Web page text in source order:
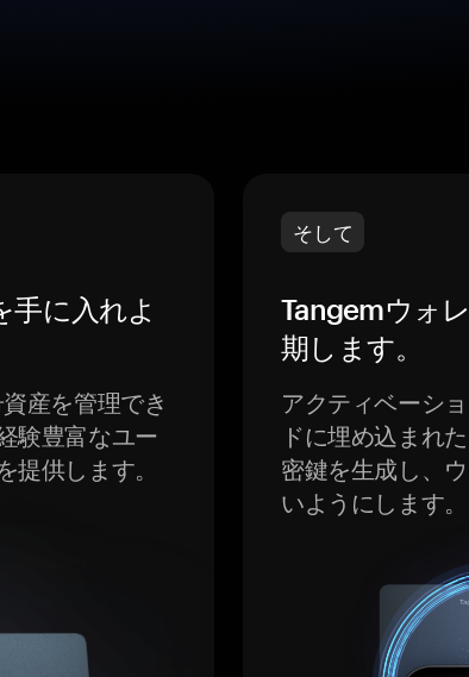
手に入れよ
産を管理でき
験豊富なユー
提供します。
そして
Tangemウォ
期します。
アクティベーシ
ドに埋め込まれ
密鍵を生成し、
いようにします。